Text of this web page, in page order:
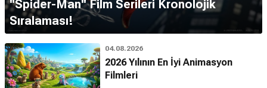
''Spider-Man'' Film Serileri Kronolojik
Sıralaması!
04.08.2026
2026 Yılının En İyi Animasyon
Filmleri